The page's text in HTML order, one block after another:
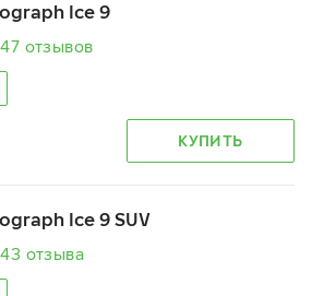
Ice 9
отзывов
КУПИТЬ
Ice 9 SUV
отзыва